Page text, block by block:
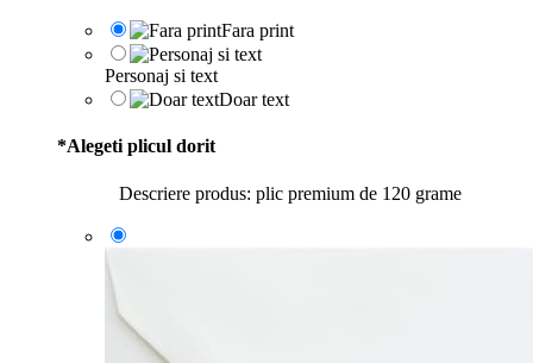
Fara print
Personaj si text
Doar text
*Alegeti plicul dorit
Descriere produs: plic premium de 120 grame